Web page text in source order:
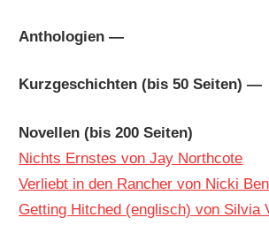
Anthologien —
Kurzgeschichten (bis 50 Seiten) —
Novellen (bis 200 Seiten)
Nichts Ernstes von Jay Northcote
Verliebt in den Rancher von Nicki
Getting Hitched (englisch) von Silvia